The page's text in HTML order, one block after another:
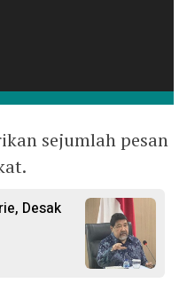
sejumlah pesan
Desak